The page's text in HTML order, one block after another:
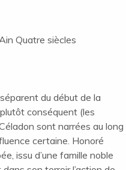
Quatre siècles
du début de la
conséquent (les
sont narrées au long
certaine. Honoré
issu d’une famille noble